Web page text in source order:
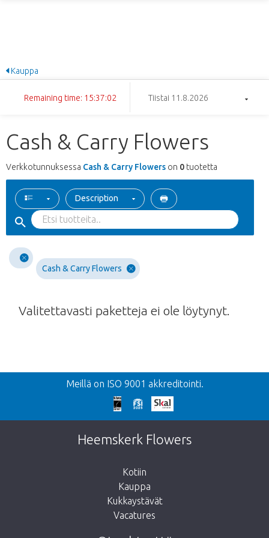
Kauppa
Remaining time: 15:37:02 Tiistai 11.8.2026
Cash & Carry Flowers
Verkkotunnuksessa Cash & Carry Flowers on 0 tuotetta
Description
Cash & Carry Flowers
Valitettavasti paketteja ei ole löytynyt.
Takaisin
Liian myöhäistä!
Valitettavasti tämä tuote on loppuunmyyty.
Vie minut takaisin kauppaan
Meillä on ISO 9001 akkreditointi.
Heemskerk Flowers
Kotiin
Kauppa
Kukkaystävät
Vacatures